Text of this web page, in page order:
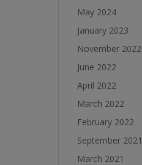
May 2024
January 2023
November 2022
June 2022
April 2022
March 2022
February 2022
September 2021
March 2021